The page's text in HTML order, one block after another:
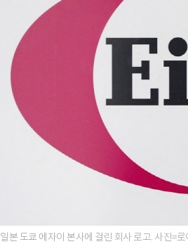
일본 도쿄 에자이 본사에 걸린 회사 로고. 사진=로